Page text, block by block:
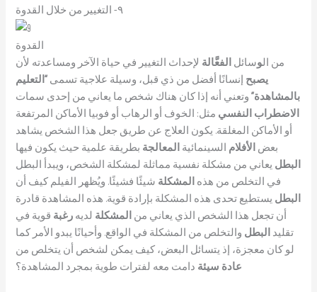
٩- التغيير من خلال القدوة
القدوة
من الوسائل الفعَّالة لإحداث التغيير في حياة الآخر ومساعدته لأن
يصبح إنسانًا أفضل من ذي قبل، وسيلة علاجية تسمى “التعليم
بالمشاهدة”وتعني أنه إذا كان هناك شخص ما يعاني من إحدى سمات
الاضطراب النفسي مثل: الخوف أو الرهاب أو فوبيا الأماكن المرتفعة
أو الأماكن المغلقة. يكون العلاج عن طريق جعل هذا الشخص يشاهد
بعض الأفلام السينمائية المعالجة بطريقة علمية حيث يكون فيها
البطل يعاني من مشكلة نفسية مماثلة لمشكلة الشخص، ويبدأ البطل
في التخلص من هذه المشكلة شيئًا فشيئًا. ويُظهر الفيلم كيف أن
البطل يستطيع تحدى هذه المشكلة بإرادة قوية. هذه المشاهدة قادرة
أن تجعل هذا الشخص الذي يعاني من المشكلة لديه رغبة قوية في
تقليد البطل والتخلص من المشكلة في الواقع. وأحيانًا يبدو الأمر كما
لو كان معجزة، إذ يتسائل البعض، كيف يمكن لشخص أن يتخلص من
عادة سيئة دامت معه لفترات طوية بمجرد المشاهدة؟